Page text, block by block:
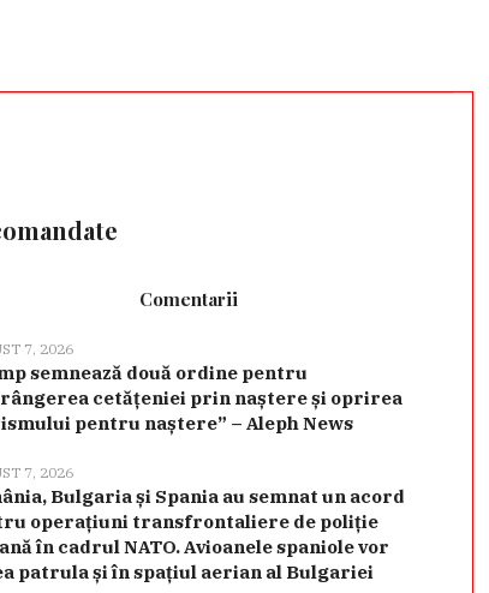
Comentarii
7, 2026
semnează două ordine pentru
cetățeniei prin naștere și oprirea
pentru naștere” – Aleph News
7, 2026
Bulgaria și Spania au semnat un acord
operațiuni transfrontaliere de poliție
în cadrul NATO. Avioanele spaniole vor
patrula și în spațiul aerian al Bulgariei